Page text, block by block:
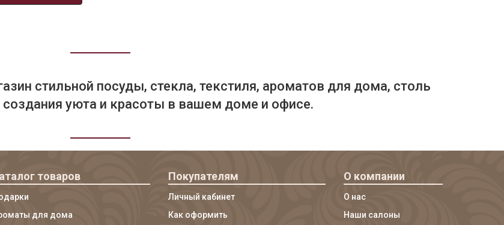
стильной посуды, стекла, текстиля, ароматов для дома, столь
уюта и красоты в вашем доме и офисе.
товаров
для дома
Покупателям
Личный кабинет
Как оформить
О компании
О нас
Наши салоны